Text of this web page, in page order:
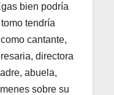
bien podría
tendría
cantante,
directora
abuela,
sobre su